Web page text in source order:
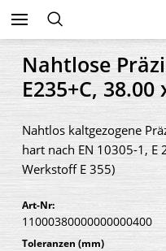
Nahtlose
E235+C,
Nahtlos kaltgezogene
hart nach EN 10305-1, E
Werkstoff E 355)
Art-Nr:
11000380000000000400
Toleranzen (mm)